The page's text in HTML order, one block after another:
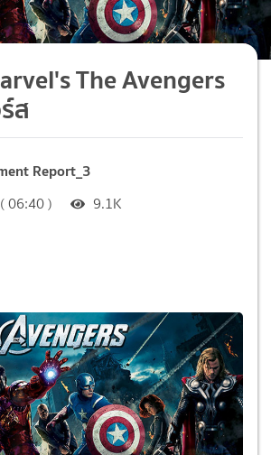
The Avengers
ส
Report_3
06:40 ) 9.1K